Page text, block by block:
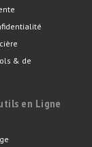
& de
en Ligne